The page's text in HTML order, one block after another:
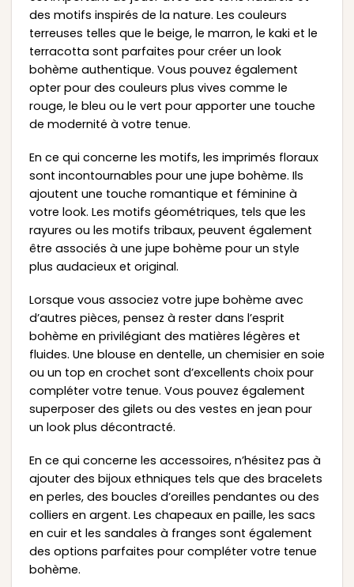
des motifs inspirés de la nature. Les couleurs
terreuses telles que le beige, le marron, le kaki et le
terracotta sont parfaites pour créer un look
bohème authentique. Vous pouvez également
opter pour des couleurs plus vives comme le
rouge, le bleu ou le vert pour apporter une touche
de modernité à votre tenue.
En ce qui concerne les motifs, les imprimés floraux
sont incontournables pour une jupe bohème. Ils
ajoutent une touche romantique et féminine à
votre look. Les motifs géométriques, tels que les
rayures ou les motifs tribaux, peuvent également
être associés à une jupe bohème pour un style
plus audacieux et original.
Lorsque vous associez votre jupe bohème avec
d’autres pièces, pensez à rester dans l’esprit
bohème en privilégiant des matières légères et
fluides. Une blouse en dentelle, un chemisier en soie
ou un top en crochet sont d’excellents choix pour
compléter votre tenue. Vous pouvez également
superposer des gilets ou des vestes en jean pour
un look plus décontracté.
En ce qui concerne les accessoires, n’hésitez pas à
ajouter des bijoux ethniques tels que des bracelets
en perles, des boucles d’oreilles pendantes ou des
colliers en argent. Les chapeaux en paille, les sacs
en cuir et les sandales à franges sont également
des options parfaites pour compléter votre tenue
bohème.